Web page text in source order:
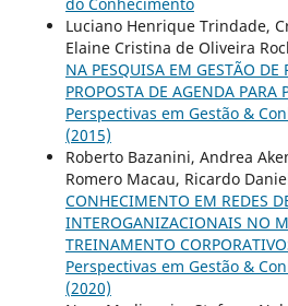
Luciano Henrique Trindade,
Elaine Cristina de Oliveira
NA PESQUISA EM GESTÃO DE
PROPOSTA DE AGENDA PARA
Perspectivas em Gestão &
(2015)
Roberto Bazanini, Andrea
Romero Macau, Ricardo
CONHECIMENTO EM REDES
INTEROGANIZACIONAIS NO
TREINAMENTO
Perspectivas em Gestão &
(2020)